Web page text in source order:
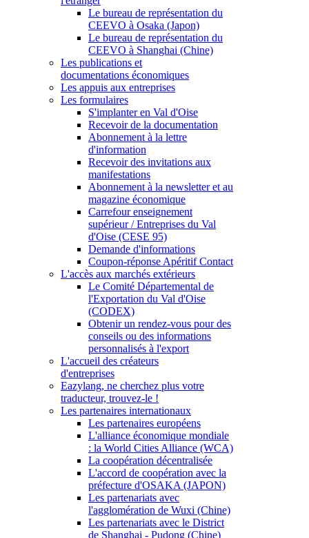
Le bureau de représentation du
CEEVO à Osaka (Japon)
Le bureau de représentation du
CEEVO à Shanghai (Chine)
Les publications et
documentations économiques
Les appuis aux entreprises
Les formulaires
S'implanter en Val d'Oise
Recevoir de la documentation
Abonnement à la lettre
d'information
Recevoir des invitations aux
manifestations
Abonnement à la newsletter et au
magazine économique
Carrefour enseignement
supérieur / Entreprises du Val
d'Oise (CESE 95)
Demande d'informations
Coupon-réponse Apéritif Contact
L'accès aux marchés extérieurs
Le Comité Départemental de
l'Exportation du Val d'Oise
(CODEX)
Obtenir un rendez-vous pour des
conseils ou des informations
personnalisés à l'export
L'accueil des créateurs
d'entreprises
Eazylang, ne cherchez plus votre
traducteur, trouvez-le !
Les partenaires internationaux
Les partenaires européens
L'alliance économique mondiale
: la World Cities Alliance (WCA)
La coopération décentralisée
L'accord de coopération avec la
préfecture d'OSAKA (JAPON)
Les partenariats avec
l'agglomération de Wuxi (Chine)
Les partenariats avec le District
de Shanghai - Pudong (Chine)